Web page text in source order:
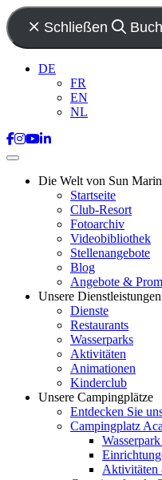
Schließen
DE
FR
EN
NL
Die Welt von Sun
Startseite
Club-Resort
Fotoarchiv
Videobibliothek
Stellenangebote
Blog
Angebote &
Unsere Dienstleistungen
Dienste
Restaurants
Wasserparks
Aktivitäten
Animationen
Kinderclub
Unsere Campingplätze
Entdecken Sie
Campingplatz
Aktivitäten